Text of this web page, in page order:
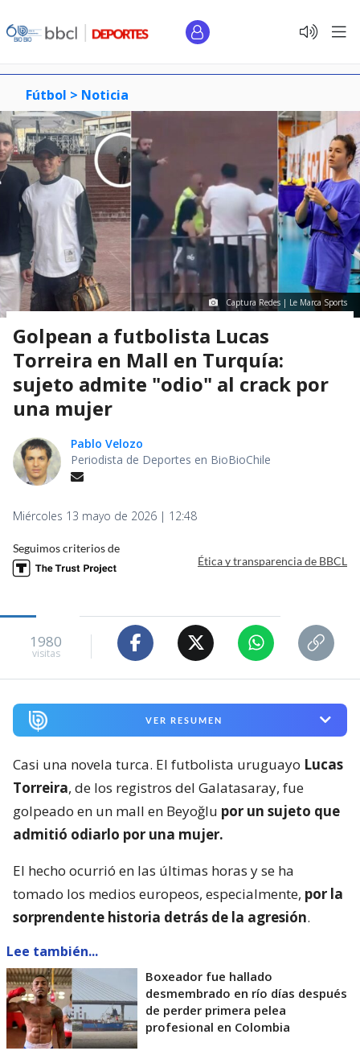
Fútbol > Noticia
Captura Redes | Le Marca Sports
Golpean a futbolista Lucas
Torreira en Mall en Turquía:
sujeto admite "odio" al crack por
una mujer
Pablo Velozo
Periodista de Deportes en BioBioChile
Miércoles 13 mayo de 2026 | 12:48
Seguimos criterios de
Ética y transparencia de BBCL
1980
visitas
VER RESUMEN
Casi una novela turca. El futbolista uruguayo Lucas
Torreira, de los registros del Galatasaray, fue
golpeado en un mall en Beyoğlu por un sujeto que
admitió odiarlo por una mujer.
El hecho ocurrió en las últimas horas y se ha
tomado los medios europeos, especialmente, por la
sorprendente historia detrás de la agresión.
Lee también...
Boxeador fue hallado
desmembrado en río días después
de perder primera pelea
profesional en Colombia